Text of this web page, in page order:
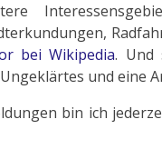
bei Wikipedia. Und
und eine
bin ich